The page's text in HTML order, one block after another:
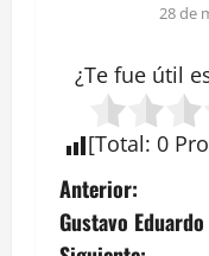
28 de
¿Te fue útil
[Total: 0
N
a
Anterior:
Gustavo